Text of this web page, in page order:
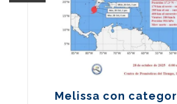
Melissa con